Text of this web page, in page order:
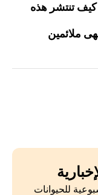
تنتشر هذه
ملائمين